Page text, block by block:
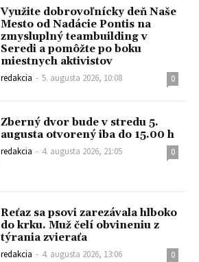
Využite dobrovoľnícky deň Naše
Mesto od Nadácie Pontis na
zmysluplný teambuilding v
Seredi a pomôžte po boku
miestnych aktivistov
redakcia - 5. augusta 2026, 10:08 0
Zberný dvor bude v stredu 5.
augusta otvorený iba do 15.00 h
redakcia - 4. augusta 2026, 21:05 0
Reťaz sa psovi zarezávala hlboko
do krku. Muž čelí obvineniu z
týrania zvieraťa
redakcia - 4. augusta 2026, 13:06 0